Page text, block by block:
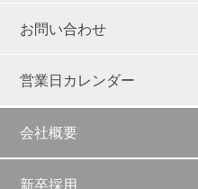
お問い合わせ
営業日カレンダー
会社概要
新卒採用